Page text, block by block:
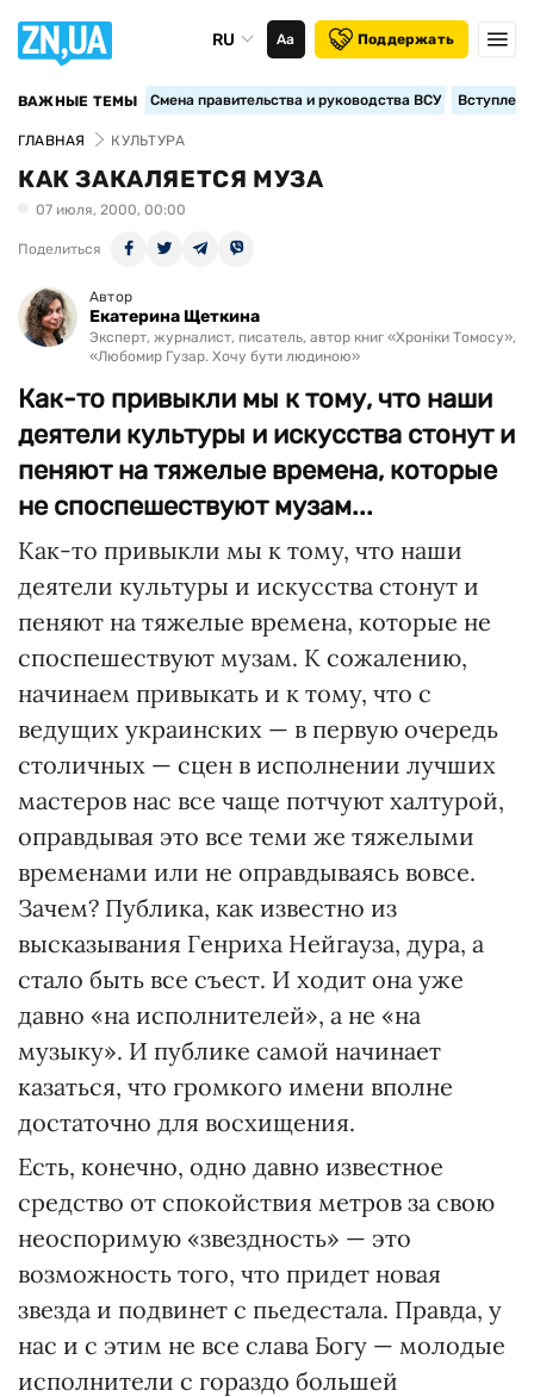
RU Аа Поддержать
ВАЖНЫЕ ТЕМЫ Смена правительства и руководства ВСУ
ГЛАВНАЯ КУЛЬТУРА
КАК ЗАКАЛЯЕТСЯ МУЗА
07 июля, 2000, 00:00
Поделиться
Автор
Екатерина Щеткина
Эксперт, журналист, писатель, автор книг «Хроніки Томосу»,
«Любомир Гузар. Хочу бути людиною»
Как-то привыкли мы к тому, что наши
деятели культуры и искусства стонут и
пеняют на тяжелые времена, которые
не споспешествуют музам...
Как-то привыкли мы к тому, что наши
деятели культуры и искусства стонут и
пеняют на тяжелые времена, которые не
споспешествуют музам. К сожалению,
начинаем привыкать и к тому, что с
ведущих украинских — в первую очередь
столичных — сцен в исполнении лучших
мастеров нас все чаще потчуют халтурой,
оправдывая это все теми же тяжелыми
временами или не оправдываясь вовсе.
Зачем? Публика, как известно из
высказывания Генриха Нейгауза, дура, а
стало быть все съест. И ходит она уже
давно «на исполнителей», а не «на
музыку». И публике самой начинает
казаться, что громкого имени вполне
достаточно для восхищения.
Есть, конечно, одно давно известное
средство от спокойствия метров за свою
неоспоримую «звездность» — это
возможность того, что придет новая
звезда и подвинет с пьедестала. Правда, у
нас и с этим не все слава Богу — молодые
исполнители с гораздо большей